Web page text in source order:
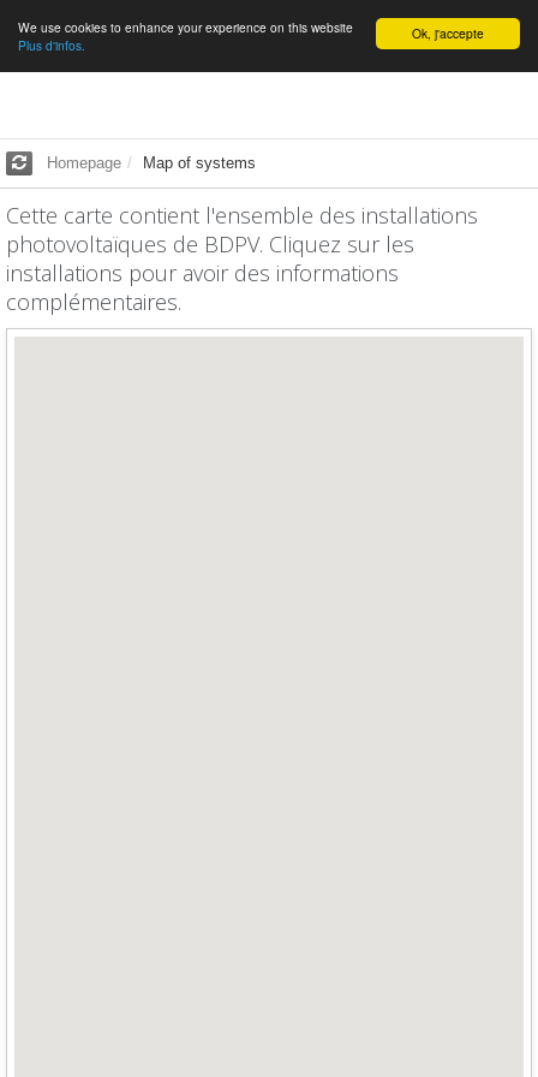
English Ok, j'accepte
We use cookies to enhance your experience on this website
Plus d'infos.
Homepage Map of systems
Cette carte contient l'ensemble des installations
photovoltaïques de BDPV. Cliquez sur les
installations pour avoir des informations
complémentaires.